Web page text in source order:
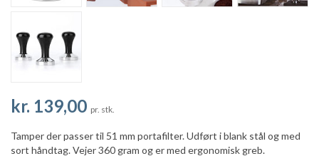
kr. 139,00 pr. stk.
Tamper der passer til 51 mm portafilter. Udført i blank stål og med
sort håndtag. Vejer 360 gram og er med ergonomisk greb.